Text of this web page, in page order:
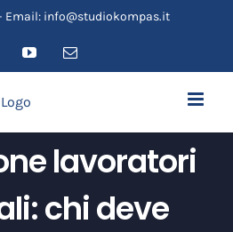
Email: info@studiokompas.it
FacebookYouTubeEmail
lavoratori
chi deve